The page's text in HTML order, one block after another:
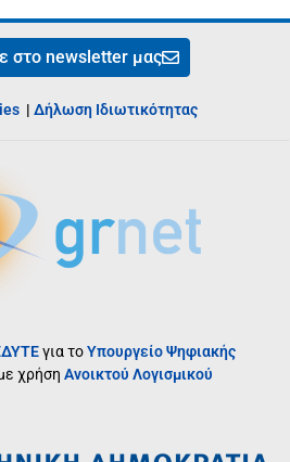
στο newsletter μας
| Δήλωση Ιδιωτικότητας
για τοΥπουργείο Ψηφιακής
χρήση Ανοικτού Λογισμικού